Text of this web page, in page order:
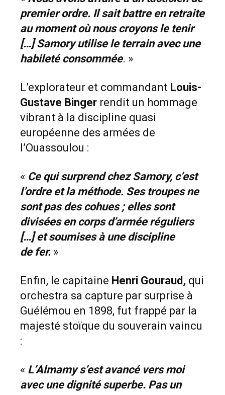
premier ordre. Il sait battre en retraite
au moment où nous croyons le tenir
[…] Samory utilise le terrain avec une
habileté consommée. »
L’explorateur et commandant Louis-
Gustave Binger rendit un hommage
vibrant à la discipline quasi
européenne des armées de
l’Ouassoulou :
« Ce qui surprend chez Samory, c’est
l’ordre et la méthode. Ses troupes ne
sont pas des cohues ; elles sont
divisées en corps d’armée réguliers
[…] et soumises à une discipline
de fer. »
Enfin, le capitaine Henri Gouraud, qui
orchestra sa capture par surprise à
Guélémou en 1898, fut frappé par la
majesté stoïque du souverain vaincu
:
« L’Almamy s’est avancé vers moi
avec une dignité superbe. Pas un